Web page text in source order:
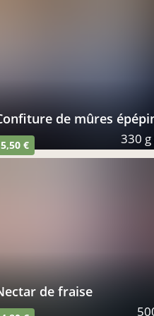
confiture de mûres
5,50 € 330
nectar de fraise